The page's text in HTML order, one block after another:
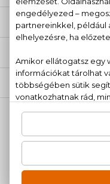
ÉRTÉKELÉSEK (0)